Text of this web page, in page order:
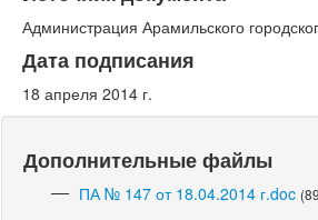
Администрация Арамильского
Дата подписания
18 апреля 2014 г.
Дополнительные файлы
ПА № 147 от 18.04.2014 г.doc